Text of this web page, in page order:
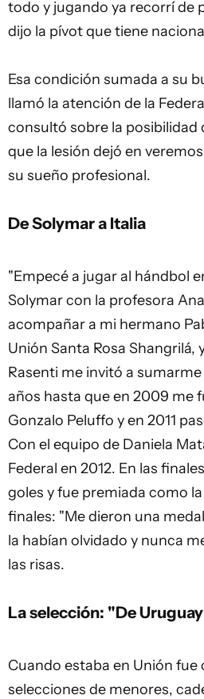
todo y jugando ya recorrí de
dijo la pívot que tiene
Esa condición sumada a su
llamó la atención de la
consultó sobre la posibilidad
que la lesión dejó en
su sueño profesional.
De Solymar a Italia
"Empecé a jugar al hándbol
Solymar con la profesora
acompañar a mi hermano
Unión Santa Rosa Shangrilá,
Rasenti me invitó a sumarme
años hasta que en 2009 me
Gonzalo Peluffo y en 2011
Con el equipo de Daniela
Federal en 2012. En las
goles y fue premiada como
finales: "Me dieron una
la habían olvidado y nunca
las risas.
La selección: "De
Cuando estaba en Unión fue
selecciones de menores,